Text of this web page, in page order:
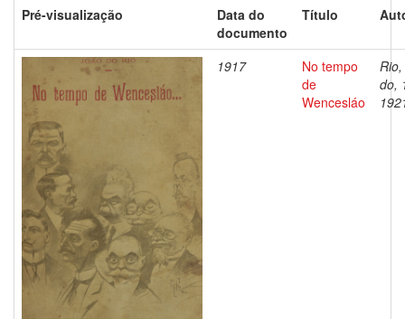
Pré-visualização
Data do
documento
Título
1917
No tempo
de
Wencesláo
do,